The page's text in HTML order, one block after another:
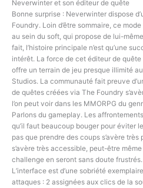
Neverwinter et son éditeur de quête
Bonne surprise : Neverwinter dispose
Foundry. Loin d’être sommaire, ce
au sein du soft, qui propose de lui-
fait, l’histoire principale n’est qu’une
intérêt. La force de cet éditeur de
offre un terrain de jeu presque illimité
Studios. La communauté fait preuve
de quêtes créées via The Foundry
l’on peut voir dans les MMORPG du
Parlons du gameplay. Les
qu’il faut beaucoup bouger pour éviter
pas que prendre des coups s’avère
s’avère très accessible, peut-être
challenge en seront sans doute frustrés.
L’interface est d’une sobriété
attaques : 2 assignées aux clics de la